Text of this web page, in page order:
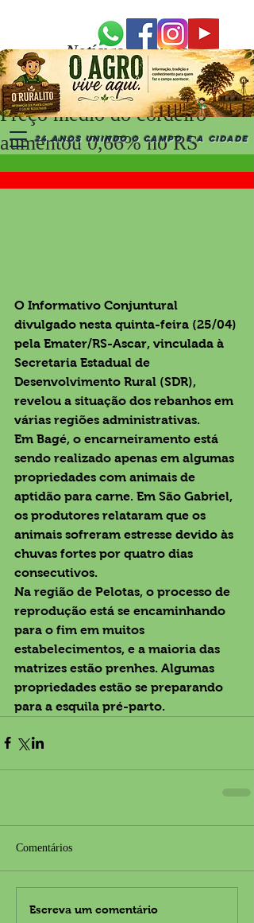
24 ANOS UNINDO O CAMPO E A CIDADE
Notícias Recentes
Preço médio do cordeiro
aumentou 0,66% no RS
O Informativo Conjuntural
divulgado nesta quinta-feira (25/04)
pela Emater/RS-Ascar, vinculada à
Secretaria Estadual de
Desenvolvimento Rural (SDR),
revelou a situação dos rebanhos em
várias regiões administrativas.
Em Bagé, o encarneiramento está
sendo realizado apenas em algumas
propriedades com animais de
aptidão para carne. Em São Gabriel,
os produtores relataram que os
animais sofreram estresse devido às
chuvas fortes por quatro dias
consecutivos.
Na região de Pelotas, o processo de
reprodução está se encaminhando
para o fim em muitos
estabelecimentos, e a maioria das
matrizes estão prenhes. Algumas
propriedades estão se preparando
para a esquila pré-parto.
Comentários
Escreva um comentário